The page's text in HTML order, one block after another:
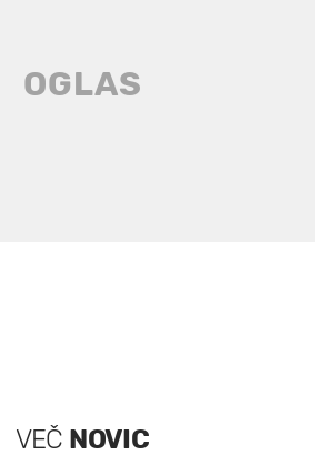
VEČ NOVIC